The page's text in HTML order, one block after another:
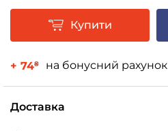
Купити
+ 74₴ на бонусний рахунок
Доставка